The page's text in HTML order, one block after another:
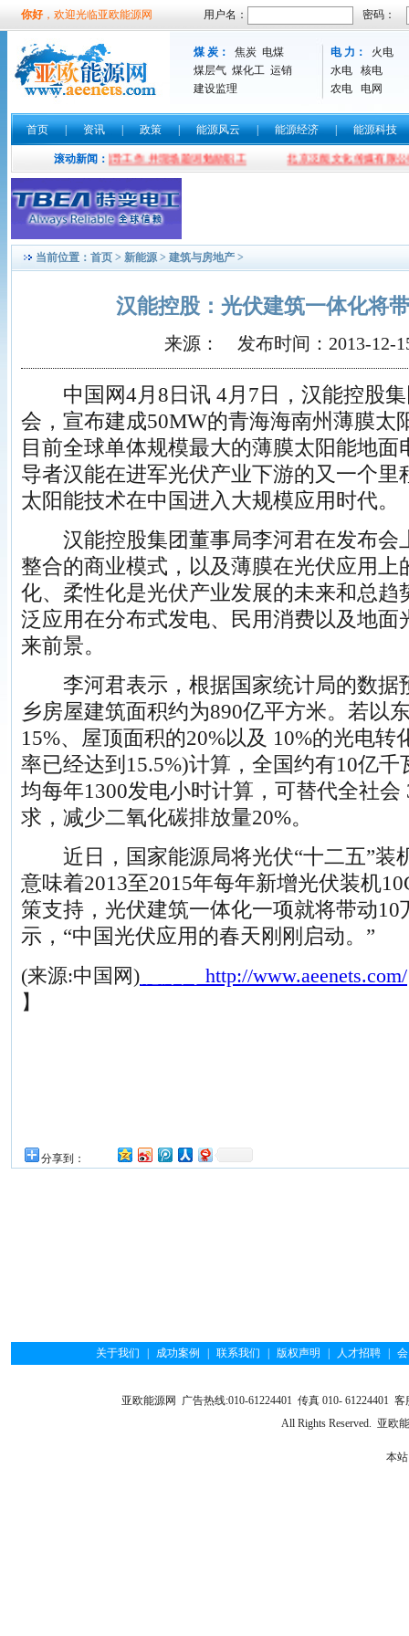
你好，欢迎光临亚欧能源网 用户名： 密码：
煤 炭： 焦炭 电煤
煤层气 煤化工 运销
建设监理
电 力：
火电
水电
核电
农电
电网
首页 | 资讯 | 政策 | 能源风云 | 能源经济 | 能源科技
滚动新闻：
临亚欧能源网指导工作 并现场题词勉励职工 北京泛能文化传媒有限公司
当前位置： 首页 > 新能源> 建筑与房地产 >
汉能控股：光伏建筑一体化将
来源： 发布时间：2013-12-
中国网4月8日讯 4月7日，汉能控股集
会，宣布建成50MW的青海海南州薄膜太
目前全球单体规模最大的薄膜太阳能地
导者汉能在进军光伏产业下游的又一个里
太阳能技术在中国进入大规模应用时代。
汉能控股集团董事局李河君在发布会
整合的商业模式，以及薄膜在光伏应用上
化、柔性化是光伏产业发展的未来和总趋
泛应用在分布式发电、民用消费以及地面
来前景。
李河君表示，根据国家统计局的数据
乡房屋建筑面积约为890亿平方米。若以
15%、屋顶面积的20%以及 10%的光电
率已经达到15.5%)计算，全国约有10亿
均每年1300发电小时计算，可替代全社会
求，减少二氧化碳排放量20%。
近日，国家能源局将光伏“十二五”装
意味着2013至2015年每年新增光伏装机
策支持，光伏建筑一体化一项就将带动10
示，“中国光伏应用的春天刚刚启动。”
(来源:中国网)
http://www.aeenets.com/
】
分享到：
关于我们 成功案例 联系我们 版权声明 人才招聘
亚欧能源网 广告热线:010-61224401 传真 010- 61224401
All Rights Reserved. 亚欧
本